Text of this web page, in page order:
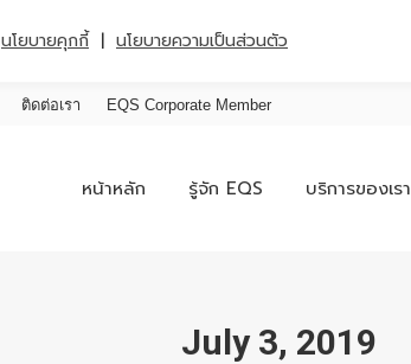
ติดต่อเรา EQS Corporate Member
หน้าหลัก รู้จัก EQS บริการของเรา
July 3, 2019
นโยบายคุกกี้ | นโยบายความเป็นส่วนตัว